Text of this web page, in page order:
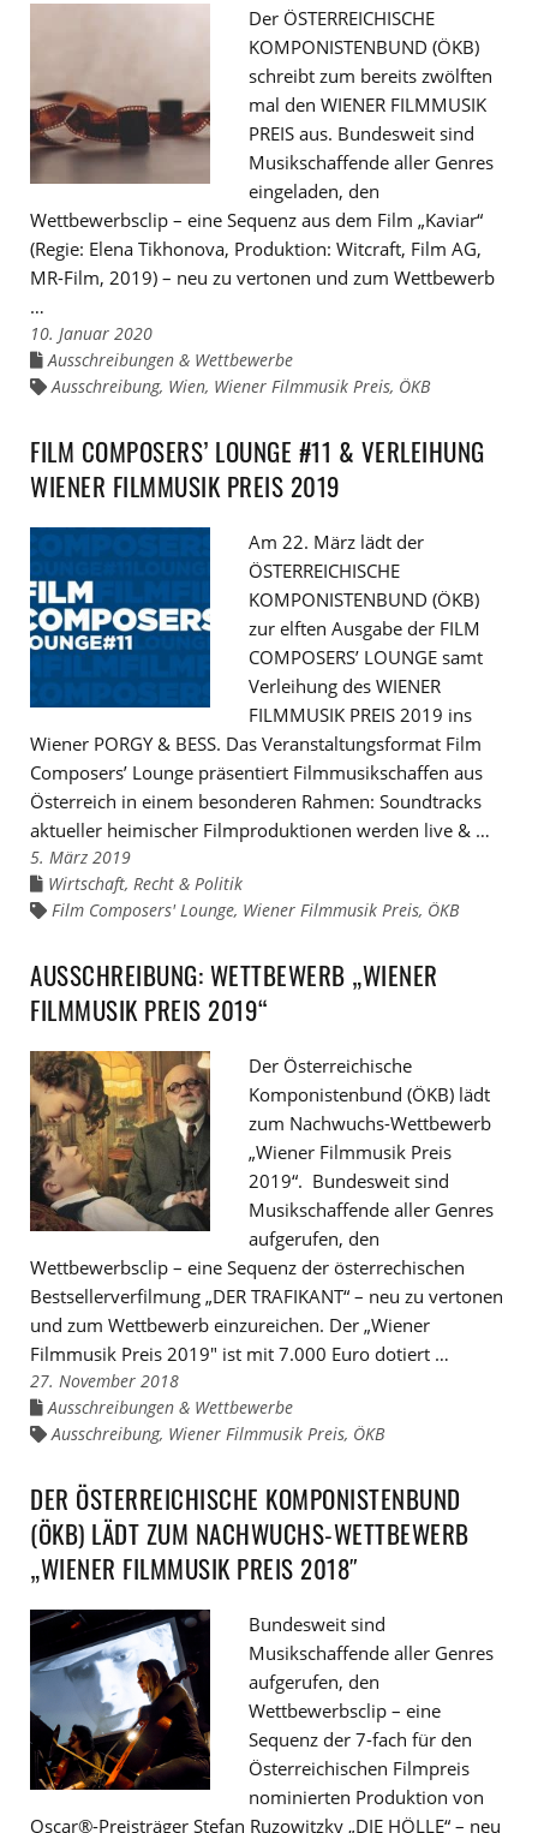
Der ÖSTERREICHISCHE
KOMPONISTENBUND (ÖKB)
schreibt zum bereits zwölften
mal den WIENER FILMMUSIK
PREIS aus. Bundesweit sind
Musikschaffende aller Genres
eingeladen, den
Wettbewerbsclip – eine Sequenz aus dem Film „Kaviar“
(Regie: Elena Tikhonova, Produktion: Witcraft, Film AG,
MR-Film, 2019) – neu zu vertonen und zum Wettbewerb
…
10. Januar 2020
Links
den
Ausschreibungen & Wettbewerbe
Links
Ausschreibung, Wien, Wiener Filmmusik Preis, ÖKB
FILM COMPOSERS’ LOUNGE #11 & VERLEIHUNG
WIENER FILMMUSIK PREIS 2019
Am 22. März lädt der
ÖSTERREICHISCHE
KOMPONISTENBUND (ÖKB)
zur elften Ausgabe der FILM
COMPOSERS’ LOUNGE samt
Verleihung des WIENER
FILMMUSIK PREIS 2019 ins
Wiener PORGY & BESS. Das Veranstaltungsformat Film
Composers’ Lounge präsentiert Filmmusikschaffen aus
Österreich in einem besonderen Rahmen: Soundtracks
aktueller heimischer Filmproduktionen werden live & …
5. März 2019
Links
den
Wirtschaft, Recht & Politik
Links
Film Composers' Lounge, Wiener Filmmusik Preis, ÖKB
AUSSCHREIBUNG: WETTBEWERB „WIENER
FILMMUSIK PREIS 2019“
Der Österreichische
Komponistenbund (ÖKB) lädt
zum Nachwuchs-Wettbewerb
„Wiener Filmmusik Preis
2019“. Bundesweit sind
Musikschaffende aller Genres
aufgerufen, den
Wettbewerbsclip – eine Sequenz der österrechischen
Bestsellerverfilmung „DER TRAFIKANT“ – neu zu vertonen
und zum Wettbewerb einzureichen. Der „Wiener
Filmmusik Preis 2019″ ist mit 7.000 Euro dotiert …
27. November 2018
Links
den
Ausschreibungen & Wettbewerbe
Links
Ausschreibung, Wiener Filmmusik Preis, ÖKB
DER ÖSTERREICHISCHE KOMPONISTENBUND
(ÖKB) LÄDT ZUM NACHWUCHS-WETTBEWERB
„WIENER FILMMUSIK PREIS 2018″
Bundesweit sind
Musikschaffende aller Genres
aufgerufen, den
Wettbewerbsclip – eine
Sequenz der 7-fach für den
Österreichischen Filmpreis
nominierten Produktion von
Oscar®-Preisträger Stefan Ruzowitzky „DIE HÖLLE“ – neu